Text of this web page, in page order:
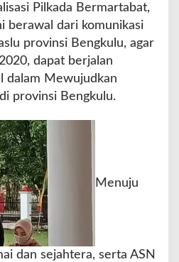
Pilkada Bermartabat,
berawal dari komunikasi
provinsi Bengkulu, agar
dapat berjalan
dalam Mewujudkan
provinsi Bengkulu.
Menuju
dan sejahtera, serta ASN